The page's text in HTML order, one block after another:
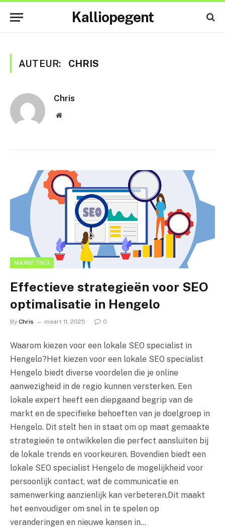
Kalliopegent
AUTEUR: CHRIS
Chris
Website
MARKETING
Effectieve strategieën voor SEO
optimalisatie in Hengelo
By Chris maart 11, 2025 0
Waarom kiezen voor een lokale SEO specialist in
Hengelo?Het kiezen voor een lokale SEO specialist
Hengelo biedt diverse voordelen die je online
aanwezigheid in de regio kunnen versterken. Een
lokale expert heeft een diepgaand begrip van de
markt en de specifieke behoeften van je doelgroep in
Hengelo. Dit stelt hen in staat om op maat gemaakte
strategieën te ontwikkelen die perfect aansluiten bij
de lokale trends en voorkeuren. Bovendien biedt een
lokale SEO specialist Hengelo de mogelijkheid voor
persoonlijk contact, wat de communicatie en
samenwerking aanzienlijk kan verbeteren.Dit maakt
het eenvoudiger om snel in te spelen op
veranderingen en nieuwe kansen in…